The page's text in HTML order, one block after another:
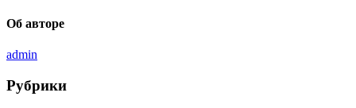
Об авторе
admin
Рубрики